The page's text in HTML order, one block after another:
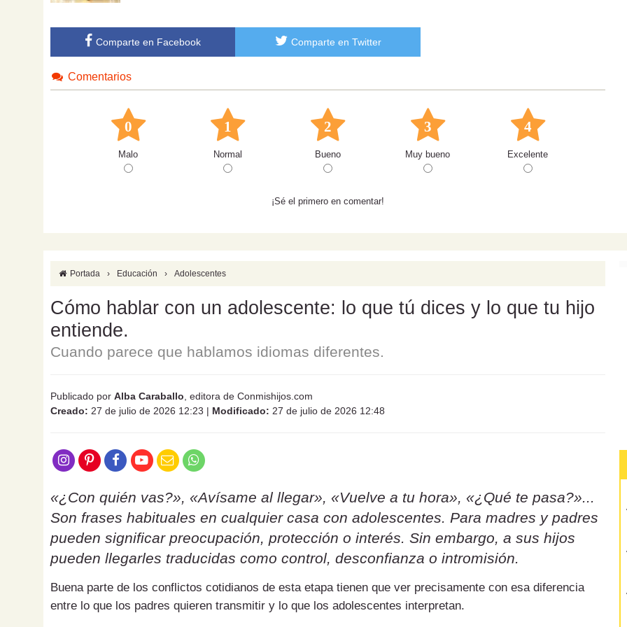
Comparte en Facebook Comparte en Twitter
Comentarios
0
Malo
1
Normal
2
Bueno
3
Muy bueno
4
Excelente
¡Sé el primero en comentar!
Portada › Educación › Adolescentes
Cómo hablar con un adolescente: lo que tú dices y lo que tu hijo
entiende.
Cuando parece que hablamos idiomas diferentes.
Publicado por Alba Caraballo , editora de Conmishijos.com
Creado: 27 de julio de 2026 12:23 | Modificado: 27 de julio de 2026 12:48
«¿Con quién vas?», «Avísame al llegar», «Vuelve a tu hora», «¿Qué te pasa?»...
Son frases habituales en cualquier casa con adolescentes. Para madres y padres
pueden significar preocupación, protección o interés. Sin embargo, a sus hijos
pueden llegarles traducidas como control, desconfianza o intromisión.
Buena parte de los conflictos cotidianos de esta etapa tienen que ver precisamente con esa diferencia
entre lo que los padres quieren transmitir y lo que los adolescentes interpretan.